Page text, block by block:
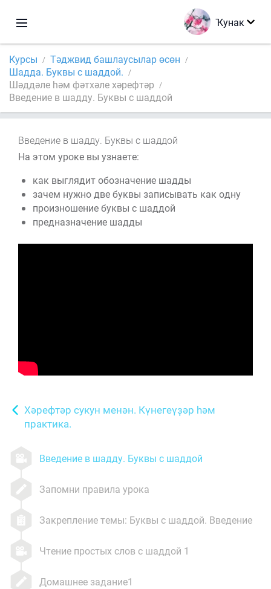
Ҡунак
Курсы
Тәджвид башлаусылар өсөн
Шадда. Буквы с шаддой.
Шәддәле һәм фәтхәле хәрефтәр
Введение в шадду. Буквы с шаддой
Хәрефтәр сукун менән. Күнегеүҙәр һәм
практика.
Введение в шадду. Буквы с шаддой
Запомни правила урока
Закрепление темы: Буквы с шаддой. Введение
Чтение простых слов с шаддой 1
Домашнее задание1
Введение в шадду. Буквы с шаддой
На этом уроке вы узнаете:
как выглядит обозначение шадды
зачем нужно две буквы записывать как одну
произношение буквы с шаддой
предназначение шадды